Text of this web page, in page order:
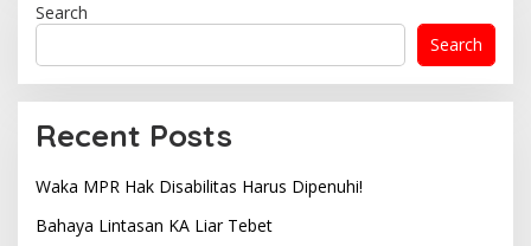
Search
Search
Recent Posts
Waka MPR Hak Disabilitas Harus Dipenuhi!
Bahaya Lintasan KA Liar Tebet